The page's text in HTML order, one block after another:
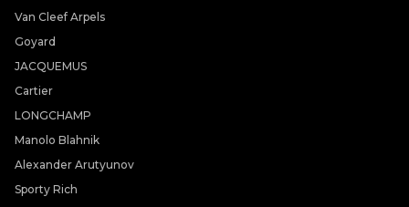
Van Cleef Arpels
Goyard
JACQUEMUS
Cartier
LONGCHAMP
Manolo Blahnik
Alexander Arutyunov
Sporty Rich